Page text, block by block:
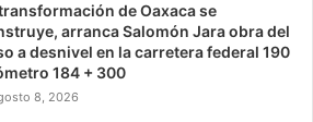
de Oaxaca se
arranca Salomón Jara obra del
a desnivel en la carretera federal 190
184 + 300
8, 2026